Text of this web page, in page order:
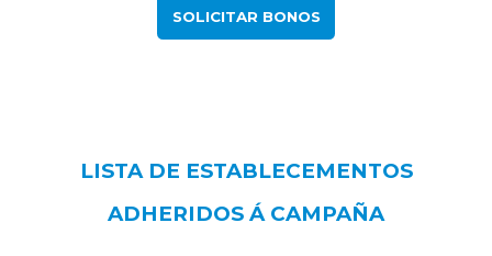
SOLICITAR BONOS
LISTA DE ESTABLECEMENTOS
ADHERIDOS Á CAMPAÑA